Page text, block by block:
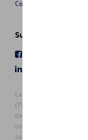
Conditions de vente
Suivez nous
Les prix affichés sur le
(TVAc), hors éventuels
de vente actuel et les
contacter votre
sont sujets à des